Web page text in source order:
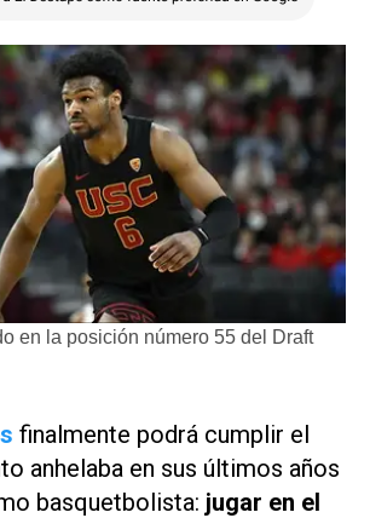
en la posición número 55 del Draft
finalmente podrá cumplir el
anhelaba en sus últimos años
basquetbolista: jugar en el